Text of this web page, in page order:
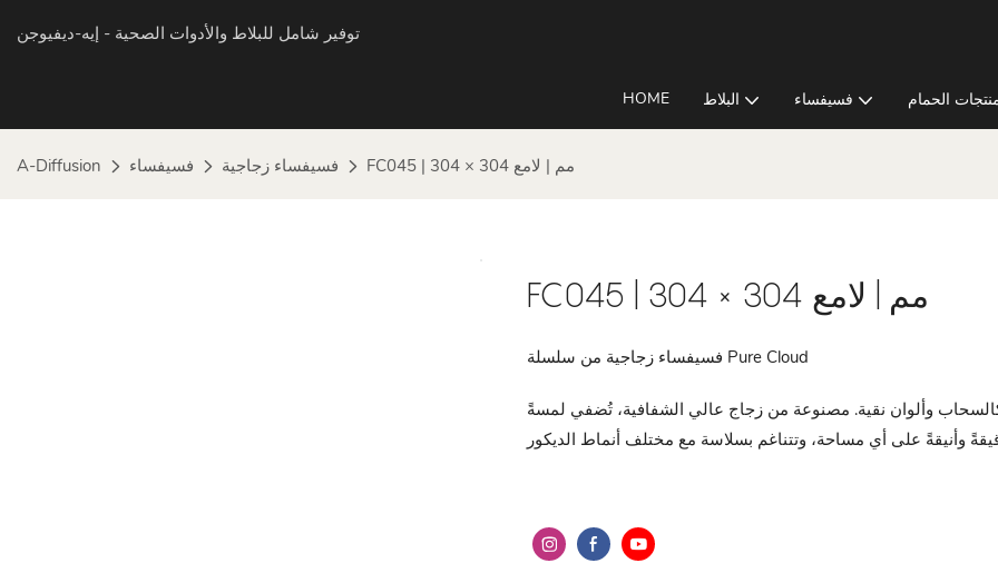
توفير شامل للبلاط والأدوات الصحية - إيه-ديفيوجن
HOME البلاط فسيفساء الحمام
A-Diffusion فسيفساء فسيفساء زجاجية FC045 | 304 × 304 مم | لامع
FC045 | 304 × 304 مم | لامع
فسيفساء زجاجية من سلسلة Pure Cloud
وألوان نقية. مصنوعة من زجاج عالي الشفافية، تُضفي لمسةً